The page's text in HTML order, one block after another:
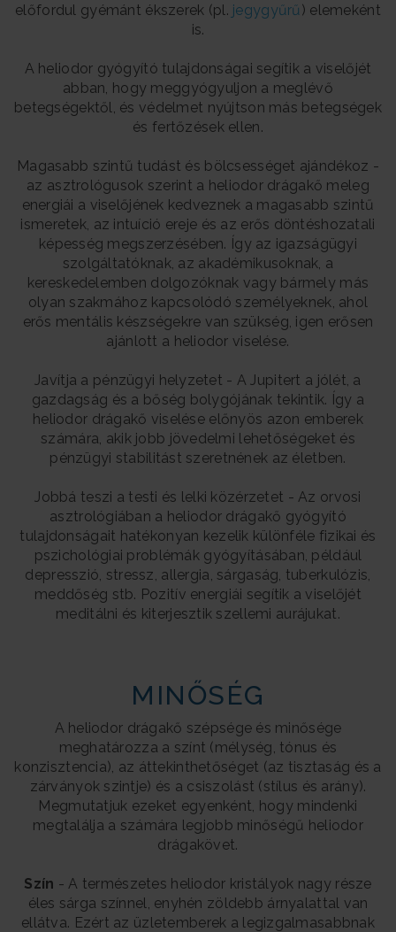
előfordul gyémánt ékszerek (pl. jegygyűrű) elemeként
is.
A heliodor gyógyító tulajdonságai segítik a viselőjét
abban, hogy meggyógyuljon a meglévő
betegségektől, és védelmet nyújtson más betegségek
és fertőzések ellen.
Magasabb szintű tudást és bölcsességet ajándékoz -
az asztrológusok szerint a heliodor drágakő meleg
energiái a viselőjének kedveznek a magasabb szintű
ismeretek, az intuíció ereje és az erős döntéshozatali
képesség megszerzésében. Így az igazságügyi
szolgáltatóknak, az akadémikusoknak, a
kereskedelemben dolgozóknak vagy bármely más
olyan szakmához kapcsolódó személyeknek, ahol
erős mentális készségekre van szükség, igen erősen
ajánlott a heliodor viselése.
Javítja a pénzügyi helyzetet - A Jupitert a jólét, a
gazdagság és a bőség bolygójának tekintik. Így a
heliodor drágakő viselése előnyös azon emberek
számára, akik jobb jövedelmi lehetőségeket és
pénzügyi stabilitást szeretnének az életben.
Jobbá teszi a testi és lelki közérzetet - Az orvosi
asztrológiában a heliodor drágakő gyógyító
tulajdonságait hatékonyan kezelik különféle fizikai és
pszichológiai problémák gyógyításában, például
depresszió, stressz, allergia, sárgaság, tuberkulózis,
meddőség stb. Pozitív energiái segítik a viselőjét
meditálni és kiterjesztik szellemi aurájukat.
MINŐSÉG
A heliodor drágakő szépsége és minősége
meghatározza a színt (mélység, tónus és
konzisztencia), az áttekinthetőséget (az tisztaság és a
zárványok szintje) és a csiszolást (stílus és arány).
Megmutatjuk ezeket egyenként, hogy mindenki
megtalálja a számára legjobb minőségű heliodor
drágakövet.
Szín - A természetes heliodor kristályok nagy része
éles sárga színnel, enyhén zöldebb árnyalattal van
ellátva. Ezért az üzletemberek a legizgalmasabbnak